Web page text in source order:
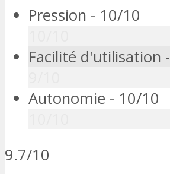
Pression - 10/10
Facilité d'utilisation -
Autonomie - 10/10
9.7/10